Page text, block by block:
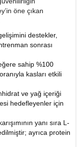
öne çıkan
destekler,
sonrası
sahip %100
kasları etkili
ve yağ içeriği
hedefleyenler için
yanı sıra L-
ayrıca protein